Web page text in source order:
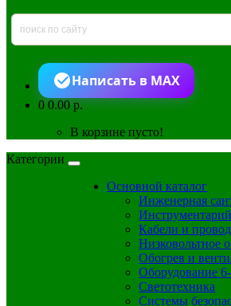
Написать в MAX
00.00 р.
В корзине пусто!
Категории
Основной каталог
Инженерная
Инструментарий
Кабели и
Низковольтное
Обогрев и
Оборудование
Светотехника
Системы